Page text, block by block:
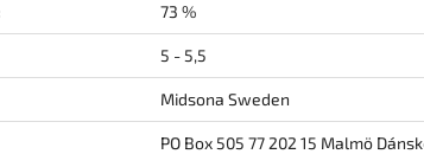
73 %
5 - 5,5
Midsona Sweden
PO Box 505 77 202 15 Malmö